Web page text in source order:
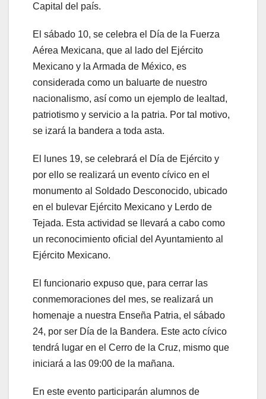
Capital del país.
El sábado 10, se celebra el Día de la Fuerza
Aérea Mexicana, que al lado del Ejército
Mexicano y la Armada de México, es
considerada como un baluarte de nuestro
nacionalismo, así como un ejemplo de lealtad,
patriotismo y servicio a la patria. Por tal motivo,
se izará la bandera a toda asta.
El lunes 19, se celebrará el Día de Ejército y
por ello se realizará un evento cívico en el
monumento al Soldado Desconocido, ubicado
en el bulevar Ejército Mexicano y Lerdo de
Tejada. Esta actividad se llevará a cabo como
un reconocimiento oficial del Ayuntamiento al
Ejército Mexicano.
El funcionario expuso que, para cerrar las
conmemoraciones del mes, se realizará un
homenaje a nuestra Enseña Patria, el sábado
24, por ser Día de la Bandera. Este acto cívico
tendrá lugar en el Cerro de la Cruz, mismo que
iniciará a las 09:00 de la mañana.
En este evento participarán alumnos de